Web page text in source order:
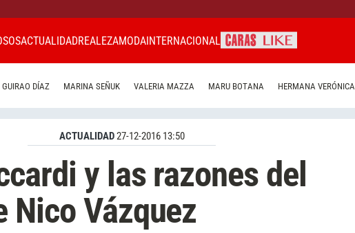
ACTUALIDADREALEZAMODAINTERNACIONAL
GUIRAO DÍAZ MARINA SEÑUK VALERIA MAZZA MARU BOTANA HERMANA VERÓNICA
ACTUALIDAD27-12-2016 13:50
y las razones del
Nico Vázquez